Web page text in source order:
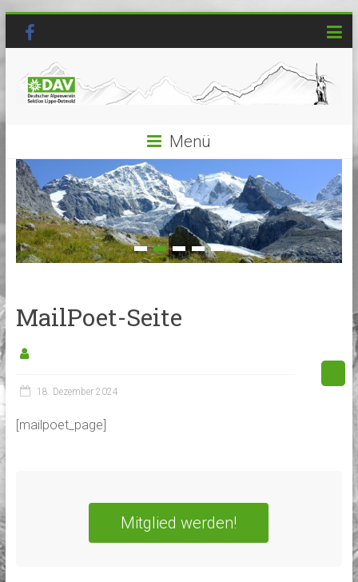
Menü
MailPoet-Seite
18. Dezember 2024
[mailpoet_page]
Mitglied werden!